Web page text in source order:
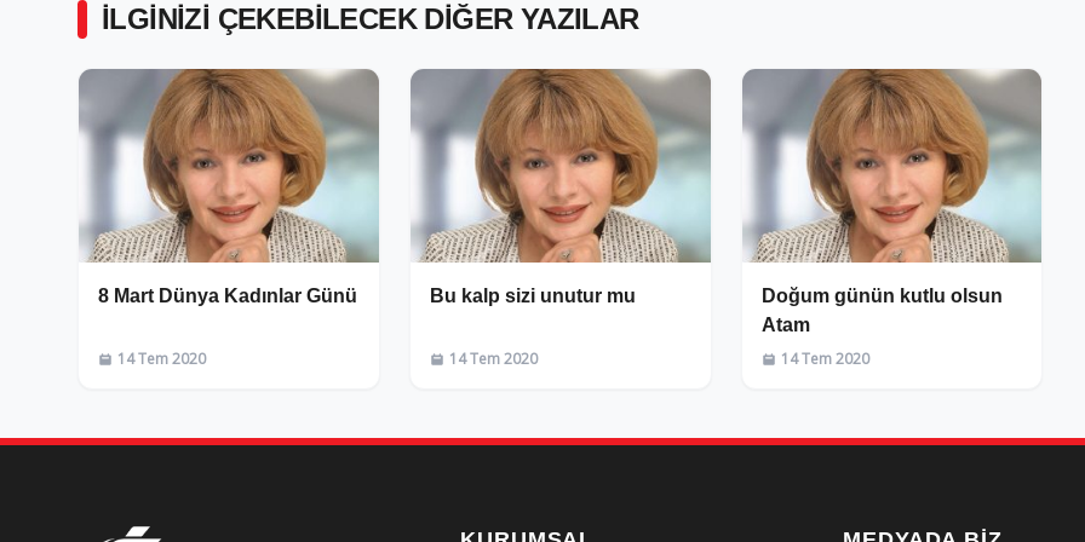
İLGINIZI ÇEKEBILECEK DIĞER YAZILAR
8 Mart Dünya Kadınlar Günü
14 Tem 2020
Bu kalp sizi unutur mu
14 Tem 2020
Doğum günün kutlu olsun
Atam
14 Tem 2020